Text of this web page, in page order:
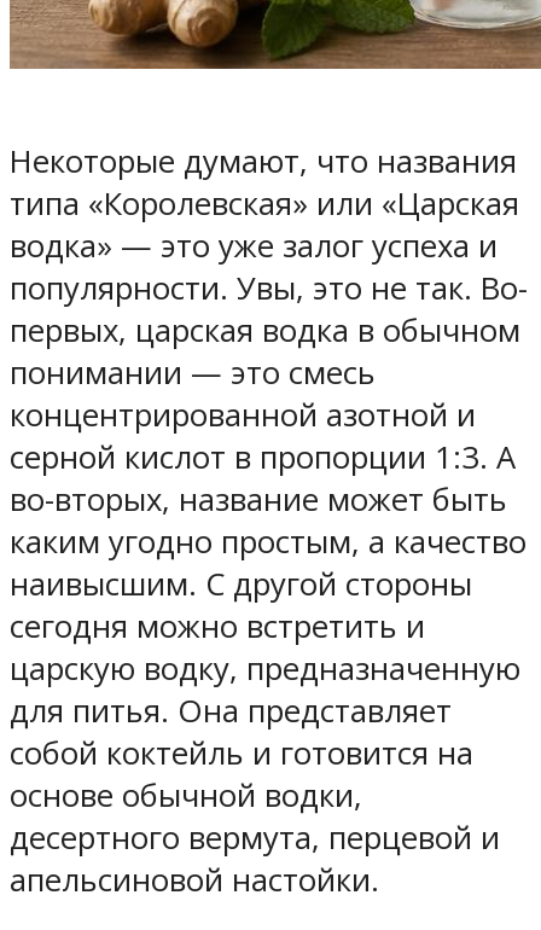
Некоторые думают, что названия
типа «Королевская» или «Царская
водка» — это уже залог успеха и
популярности. Увы, это не так. Во-
первых, царская водка в обычном
понимании — это смесь
концентрированной азотной и
серной кислот в пропорции 1:3. А
во-вторых, название может быть
каким угодно простым, а качество
наивысшим. С другой стороны
сегодня можно встретить и
царскую водку, предназначенную
для питья. Она представляет
собой коктейль и готовится на
основе обычной водки,
десертного вермута, перцевой и
апельсиновой настойки.